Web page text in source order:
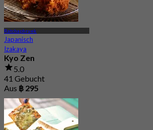
Ratchaphruek
Japanisch
Izakaya
Kyo Zen
5.0
41 Gebucht
Aus ฿ 295